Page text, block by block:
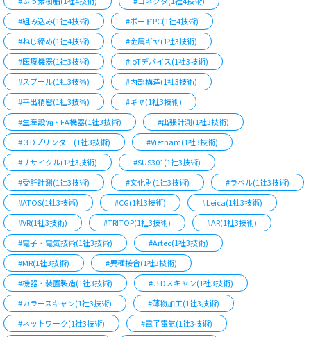
#組み込み(1社4技術)
#ボードPC(1社4技術)
#ねじ締め(1社4技術)
#金属ギヤ(1社3技術)
#医療機器(1社3技術)
#IoTデバイス(1社3技術)
#スプール(1社3技術)
#内部構造(1社3技術)
#平出精密(1社3技術)
#ギヤ(1社3技術)
#生産設備・FA機器(1社3技術)
#出張計測(1社3技術)
#３Dプリンター(1社3技術)
#Vietnam(1社3技術)
#リサイクル(1社3技術)
#SUS301(1社3技術)
#受託計測(1社3技術)
#文化財(1社3技術)
#ラベル(1社3技術)
#ATOS(1社3技術)
#CG(1社3技術)
#Leica(1社3技術)
#VR(1社3技術)
#TRITOP(1社3技術)
#AR(1社3技術)
#電子・電気技術(1社3技術)
#Artec(1社3技術)
#MR(1社3技術)
#異種接合(1社3技術)
#機器・装置製造(1社3技術)
#３Dスキャン(1社3技術)
#カラースキャン(1社3技術)
#薄物加工(1社3技術)
#ネットワーク(1社3技術)
#電子電気(1社3技術)